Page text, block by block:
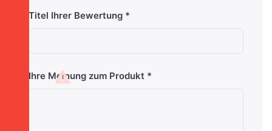
Titel Ihrer Bewertung
Ihre Meinung zum Produkt